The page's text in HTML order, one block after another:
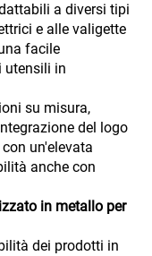
a diversi tipi
e alle valigette
facile
utensili in
su misura,
del logo
un'elevata
anche con
in metallo per
dei prodotti in